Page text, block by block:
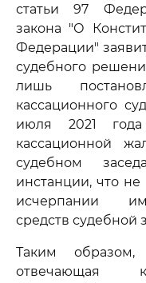
статьи 97
закона "О
Федерации"
судебного
лишь
кассационного
июля 2021
кассационной
судебном
инстанции, что
исчерпании им
средств судебной
Таким
отвечающая